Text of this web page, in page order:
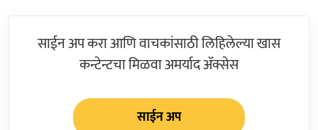
साईन अप करा आणि वाचकांसाठी लिहिलेल्या खास
कन्टेन्टचा मिळवा अमर्याद ॲक्सेस
साईन अप